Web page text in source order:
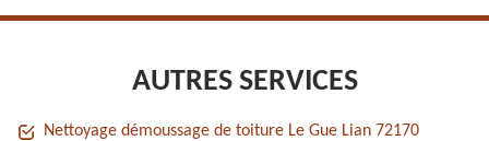
AUTRES SERVICES
Nettoyage démoussage de toiture Le Gue Lian 72170